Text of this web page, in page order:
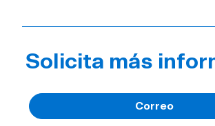
Solicita más
Correo